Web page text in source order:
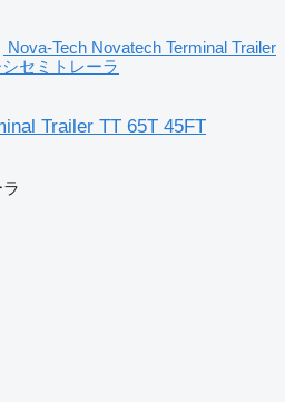
Nova-Tech Novatech Terminal Trailer
セミトレーラ
Trailer TT 65T 45FT